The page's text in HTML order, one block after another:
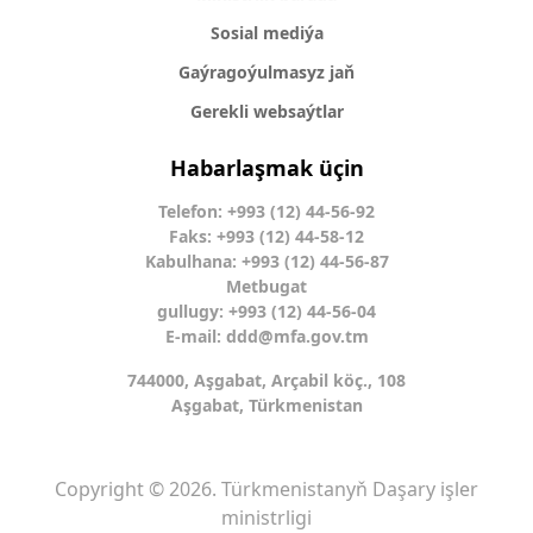
Sosial mediýa
Gaýragoýulmasyz jaň
Gerekli websaýtlar
Habarlaşmak üçin
Telefon: +993 (12) 44-56-92
Faks: +993 (12) 44-58-12
Kabulhana: +993 (12) 44-56-87
Metbugat
gullugy: +993 (12) 44-56-04
E-mail: ddd@mfa.gov.tm
744000, Aşgabat, Arçabil köç., 108
Aşgabat, Türkmenistan
Copyright © 2026. Türkmenistanyň Daşary işler
ministrligi